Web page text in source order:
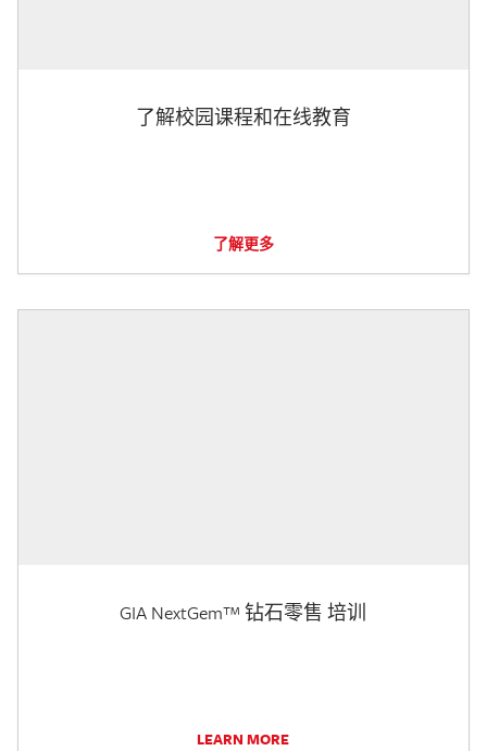
了解校园课程和在线教育
了解更多
GIA NextGem™ 钻石零售 培训
LEARN MORE